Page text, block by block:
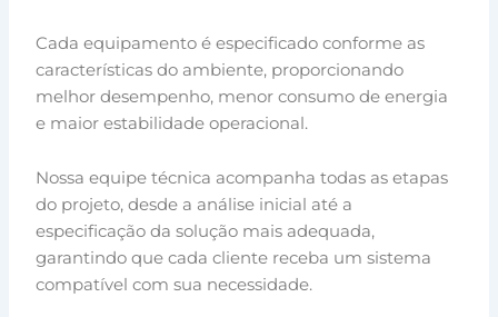
Cada equipamento é especificado conforme as
características do ambiente, proporcionando
melhor desempenho, menor consumo de energia
e maior estabilidade operacional.
Nossa equipe técnica acompanha todas as etapas
do projeto, desde a análise inicial até a
especificação da solução mais adequada,
garantindo que cada cliente receba um sistema
compatível com sua necessidade.